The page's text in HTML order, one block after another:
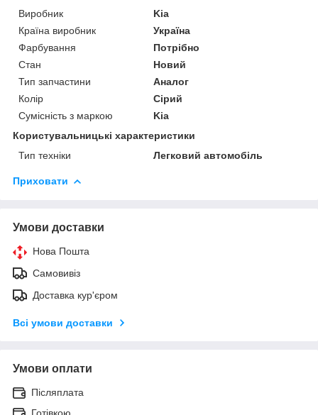
Виробник
Kia
Країна виробник
Україна
Фарбування
Потрібно
Стан
Новий
Тип запчастини
Аналог
Колір
Сірий
Сумісність з маркою
Kia
Користувальницькі характеристики
Тип техніки
Легковий автомобіль
Приховати
Умови доставки
Нова Пошта
Самовивіз
Доставка кур'єром
Всі умови доставки
Умови оплати
Післяплата
Готівкою